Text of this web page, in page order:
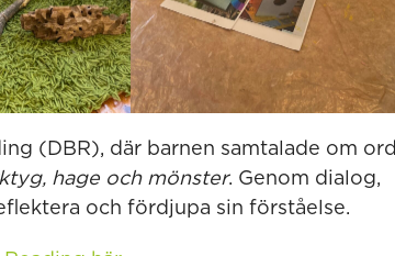
(DBR), där barnen samtalade om ord
hage och mönster. Genom dialog,
och fördjupa sin förståelse.